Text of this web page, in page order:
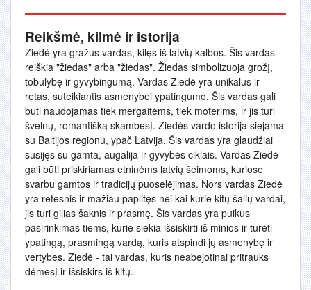
Reikšmė, kilmė ir istorija
Ziedė yra gražus vardas, kilęs iš latvių kalbos. Šis vardas
reiškia "žiedas" arba "žiedas". Žiedas simbolizuoja grožį,
tobulybę ir gyvybingumą. Vardas Ziedė yra unikalus ir
retas, suteikiantis asmenybei ypatingumo. Šis vardas gali
būti naudojamas tiek mergaitėms, tiek moterims, ir jis turi
švelnų, romantišką skambesį. Ziedės vardo istorija siejama
su Baltijos regionu, ypač Latvija. Šis vardas yra glaudžiai
susijęs su gamta, augalija ir gyvybės ciklais. Vardas Ziedė
gali būti priskiriamas etninėms latvių šeimoms, kuriose
svarbu gamtos ir tradicijų puoselėjimas. Nors vardas Ziedė
yra retesnis ir mažiau paplitęs nei kai kurie kitų šalių vardai,
jis turi gilias šaknis ir prasmę. Šis vardas yra puikus
pasirinkimas tiems, kurie siekia išsiskirti iš minios ir turėti
ypatingą, prasmingą vardą, kuris atspindi jų asmenybę ir
vertybes. Ziedė - tai vardas, kuris neabejotinai pritrauks
dėmesį ir išsiskirs iš kitų.